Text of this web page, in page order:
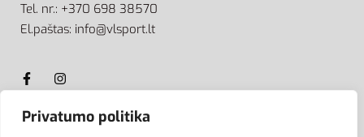
Privatumo politika
Tel. nr.: +370 698 38570
El.paštas: info@vlsport.lt